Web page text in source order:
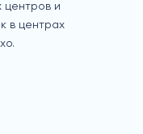
центров и
в центрах